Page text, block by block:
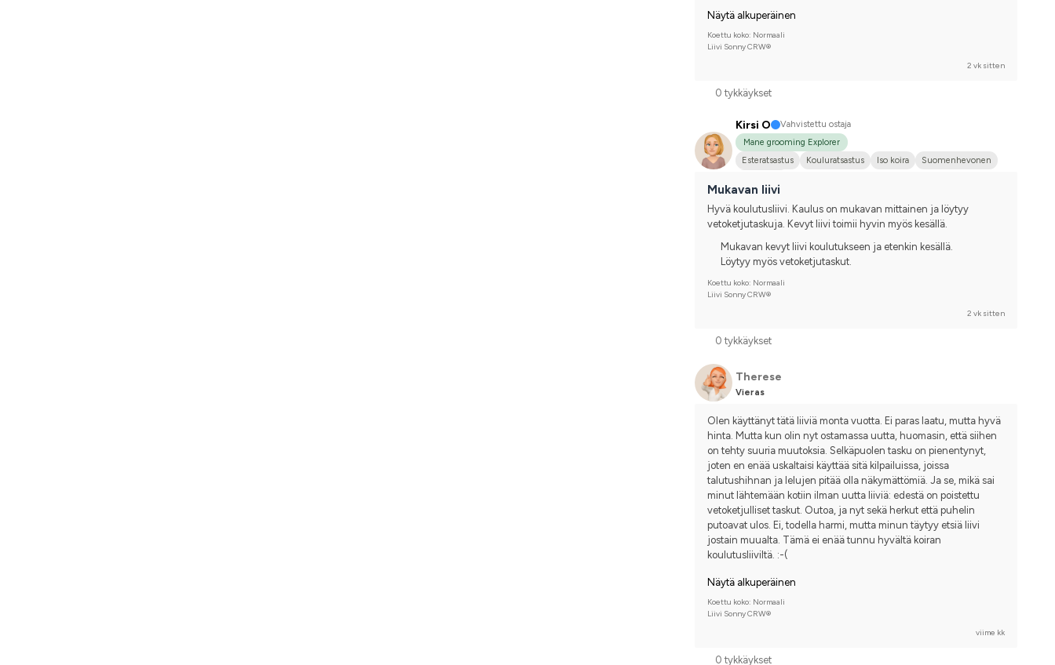
Näytä alkuperäinen
Koettu koko: Normaali
Liivi Sonny CRW®
2 vk sitten
0 tykkäykset
Kirsi O
Vahvistettu ostaja
Mane grooming Explorer
Esteratsastus
Kouluratsastus Iso koira
Suomenhevonen
Mukavan liivi
Hyvä koulutusliivi. Kaulus on mukavan mittainen ja löytyy
vetoketjutaskuja. Kevyt liivi toimii hyvin myös kesällä.
Mukavan kevyt liivi koulutukseen ja etenkin kesällä.
Löytyy myös vetoketjutaskut.
Koettu koko: Normaali
Liivi Sonny CRW®
2 vk sitten
0 tykkäykset
Therese
Vieras
Olen käyttänyt tätä liiviä monta vuotta. Ei paras laatu, mutta hyvä
hinta. Mutta kun olin nyt ostamassa uutta, huomasin, että siihen
on tehty suuria muutoksia. Selkäpuolen tasku on pienentynyt,
joten en enää uskaltaisi käyttää sitä kilpailuissa, joissa
talutushihnan ja lelujen pitää olla näkymättömiä. Ja se, mikä sai
minut lähtemään kotiin ilman uutta liiviä: edestä on poistettu
vetoketjulliset taskut. Outoa, ja nyt sekä herkut että puhelin
putoavat ulos. Ei, todella harmi, mutta minun täytyy etsiä liivi
jostain muualta. Tämä ei enää tunnu hyvältä koiran
koulutusliiviltä. :-(
Näytä alkuperäinen
Koettu koko: Normaali
Liivi Sonny CRW®
viime kk
0 tykkäykset